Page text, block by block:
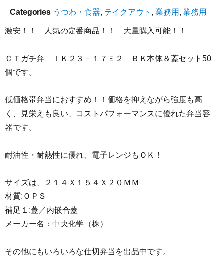
Categories うつわ・食器, テイクアウト , 業務用 , 業務用
激安！！ 人気の定番商品！！ 大量購入可能！！
ＣＴガチ弁 ＩＫ２３－１７Ｅ２ ＢＫ本体＆蓋セット50
個です。
低価格帯弁当におすすめ！！価格を抑えながら強度も高
く、見栄えも良い、コストパフォーマンスに優れた弁当容
器です。
耐油性・耐熱性に優れ、電子レンジもＯＫ！
サイズは、２１４Ｘ１５４Ｘ２０ＭＭ
材質:ＯＰＳ
補足１:蓋／内嵌合蓋
メーカー名：中央化学（株）
その他にもいろいろな仕切弁当を出品中です。